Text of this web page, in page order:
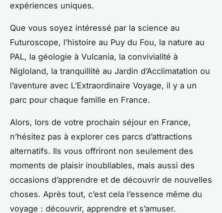
expériences uniques.
Que vous soyez intéressé par la science au
Futuroscope, l’histoire au Puy du Fou, la nature au
PAL, la géologie à Vulcania, la convivialité à
Nigloland, la tranquillité au Jardin d’Acclimatation ou
l’aventure avec L’Extraordinaire Voyage, il y a un
parc pour chaque famille en France.
Alors, lors de votre prochain séjour en France,
n’hésitez pas à explorer ces parcs d’attractions
alternatifs. Ils vous offriront non seulement des
moments de plaisir inoubliables, mais aussi des
occasions d’apprendre et de découvrir de nouvelles
choses. Après tout, c’est cela l’essence même du
voyage : découvrir, apprendre et s’amuser.